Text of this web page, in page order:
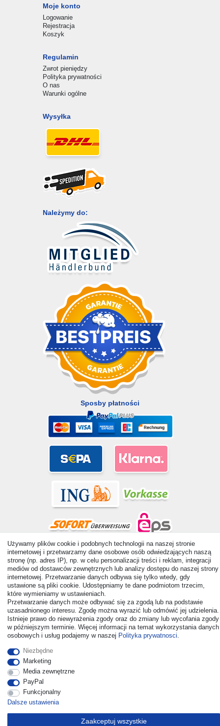
Moje konto
Logowanie
Rejestracja
Koszyk
Regulamin
Zwrot pieniędzy
Polityka prywatności
O nas
Warunki ogólne
Wysyłka
Należymy do:
Sposby płatności
© Copyright 2026 | Wszelkie prawa zastrzezone. - All rights
reserved. Prices incl. VAT. 19% VAT Basic prices see article detail
| * Applies to deliveries to the UK!
Używamy plików cookie i podobnych technologii na naszej stronie
internetowej i przetwarzamy dane osobowe osób odwiedzających naszą
stronę (np. adres IP), np. w celu personalizacji treści i reklam, integracji
mediów od dostawców zewnętrznych lub analizy dostępu do naszej strony
internetowej. Przetwarzanie danych odbywa się tylko wtedy, gdy
ustawione są pliki cookie. Udostępniamy te dane podmiotom trzecim,
które wymieniamy w ustawieniach.
Przetwarzanie danych może odbywać się za zgodą lub na podstawie
uzasadnionego interesu. Zgodę można wyrazić lub odmówić jej udzielenia.
Istnieje prawo do niewyrażenia zgody oraz do zmiany lub wycofania zgody
w późniejszym terminie. Więcej informacji na temat wykorzystania danych
osobowych i usług podajemy w naszej Polityka prywatnosci.
Niezbędne
Marketing
Media zewnętrzne
PayPal
Funkcjonalny
Dalsze ustawienia
Zaakceptuj wszystkie
Odstąp od umowy tutaj